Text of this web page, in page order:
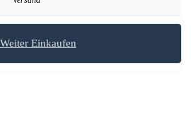
Weiter Einkaufen